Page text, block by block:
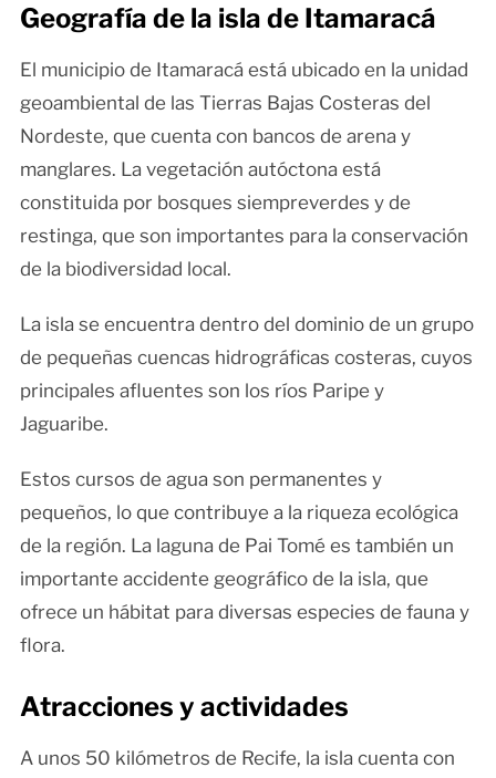
Geografía de la isla de Itamaracá
El municipio de Itamaracá está ubicado en la unidad
geoambiental de las Tierras Bajas Costeras del
Nordeste, que cuenta con bancos de arena y
manglares. La vegetación autóctona está
constituida por bosques siempreverdes y de
restinga, que son importantes para la conservación
de la biodiversidad local.
La isla se encuentra dentro del dominio de un grupo
de pequeñas cuencas hidrográficas costeras, cuyos
principales afluentes son los ríos Paripe y
Jaguaribe.
Estos cursos de agua son permanentes y
pequeños, lo que contribuye a la riqueza ecológica
de la región. La laguna de Pai Tomé es también un
importante accidente geográfico de la isla, que
ofrece un hábitat para diversas especies de fauna y
flora.
Atracciones y actividades
A unos 50 kilómetros de Recife, la isla cuenta con